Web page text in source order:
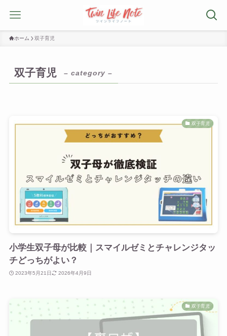
ホーム 双子育児
双子育児 – category –
双子育児
小学生双子母が比較｜スマイルゼミとチャレンジタッ
チどっちがよい？
2023年5月21日 2026年4月9日
双子育児